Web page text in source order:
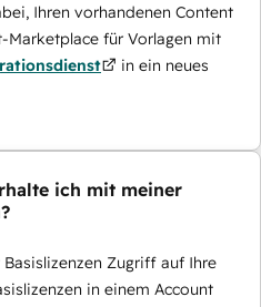
Ihren vorhandenen Content
Marketplace für Vorlagen mit
in ein neues
ich mit meiner
Zugriff auf Ihre
in einem Account